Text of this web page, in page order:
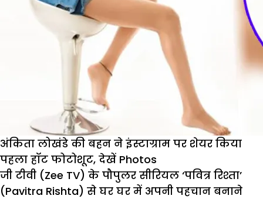
अंकिता लोखंडे की बहन ने इंस्टाग्राम पर शेयर किया
पहला हॉट फोटोशूट, देखें Photos
जी टीवी (Zee TV) के पौपुलर सीरियल ‘पवित्र रिश्ता’
(Pavitra Rishta) से घर घर में अपनी पहचान बनाने